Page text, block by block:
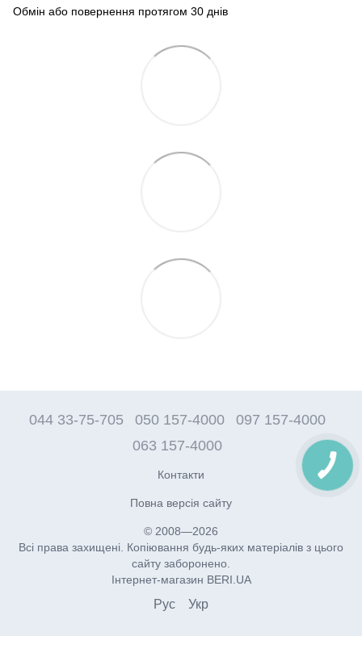
Обмін або повернення протягом 30 днів
044 33-75-705 050 157-4000
097 157-4000
063 157-4000
Контакти
Повна версія сайту
© 2008—2026
Всі права захищені. Копіювання будь-яких матеріалів з цього
сайту заборонено.
Інтернет-магазин BERI.UA
Рус Укр